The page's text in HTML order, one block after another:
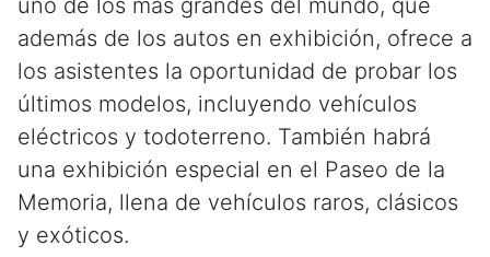
además de los autos en exhibición, ofrece a
los asistentes la oportunidad de probar los
últimos modelos, incluyendo vehículos
eléctricos y todoterreno. También habrá
una exhibición especial en el Paseo de la
Memoria, llena de vehículos raros, clásicos
y exóticos.